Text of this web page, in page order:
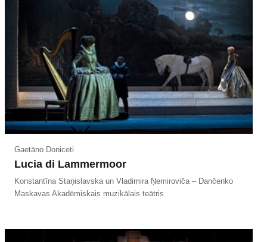
Gaetāno Doniceti
Lucia di Lammermoor
Konstantīna Staņislavska un Vladimira Ņemiroviča – Dančenko
Maskavas Akadēmiskais muzikālais teātris